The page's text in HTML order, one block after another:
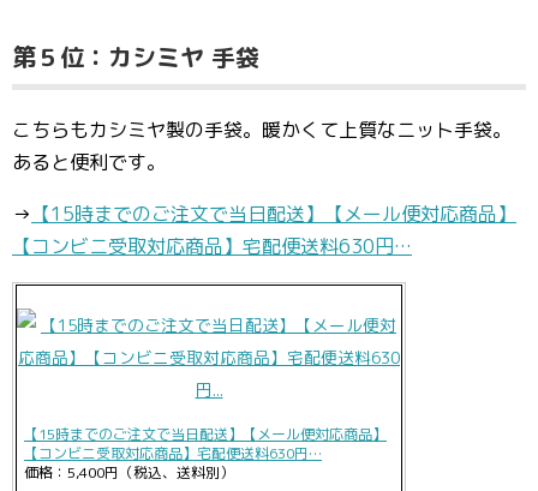
第５位：カシミヤ 手袋
こちらもカシミヤ製の手袋。暖かくて上質なニット手袋。
あると便利です。
→ 【15時までのご注文で当日配送】【メール便対応商品】
【コンビニ受取対応商品】宅配便送料630円…
【15時までのご注文で当日配送】【メール便対応商品】
【コンビニ受取対応商品】宅配便送料630円…
価格：5,400円（税込、送料別）